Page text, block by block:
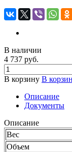
В наличии
4 737 руб.
В корзину В
Описание
Документы
Описание
Вес
Объем